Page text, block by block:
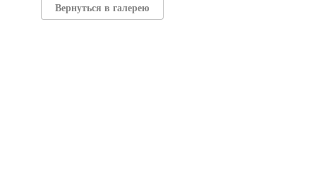
Вернуться в галерею